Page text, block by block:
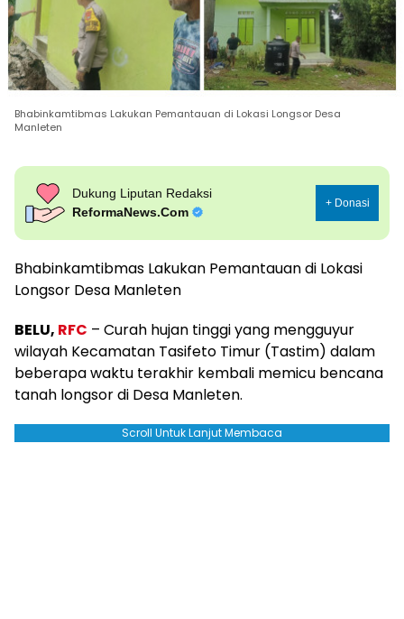
Bhabinkamtibmas Lakukan Pemantauan di Lokasi Longsor Desa
Manleten
Dukung Liputan Redaksi
ReformaNews.Com
+ Donasi
Bhabinkamtibmas Lakukan Pemantauan di Lokasi
Longsor Desa Manleten
BELU, RFC – Curah hujan tinggi yang mengguyur
wilayah Kecamatan Tasifeto Timur (Tastim) dalam
beberapa waktu terakhir kembali memicu bencana
tanah longsor di Desa Manleten.
Scroll Untuk Lanjut Membaca